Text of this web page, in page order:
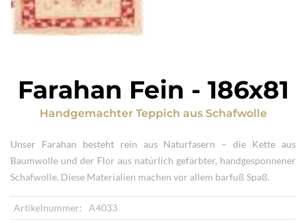
Farahan Fein - 186x81
Handgemachter Teppich aus Schafwolle
Unser Farahan besteht rein aus Naturfasern – die Kette aus
Baumwolle und der Flor aus natürlich gefärbter, handgesponnener
Schafwolle. Diese Materialien machen vor allem barfuß Spaß.
Artikelnummer:
A4033